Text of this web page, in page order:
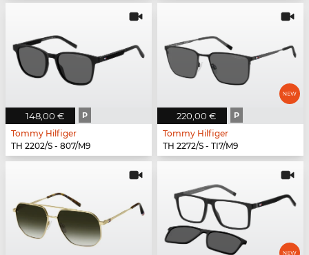
148,00 € P
Tommy Hilfiger
TH 2202/S - 807/M9
220,00 € P
Tommy Hilfiger
TH 2272/S - TI7/M9